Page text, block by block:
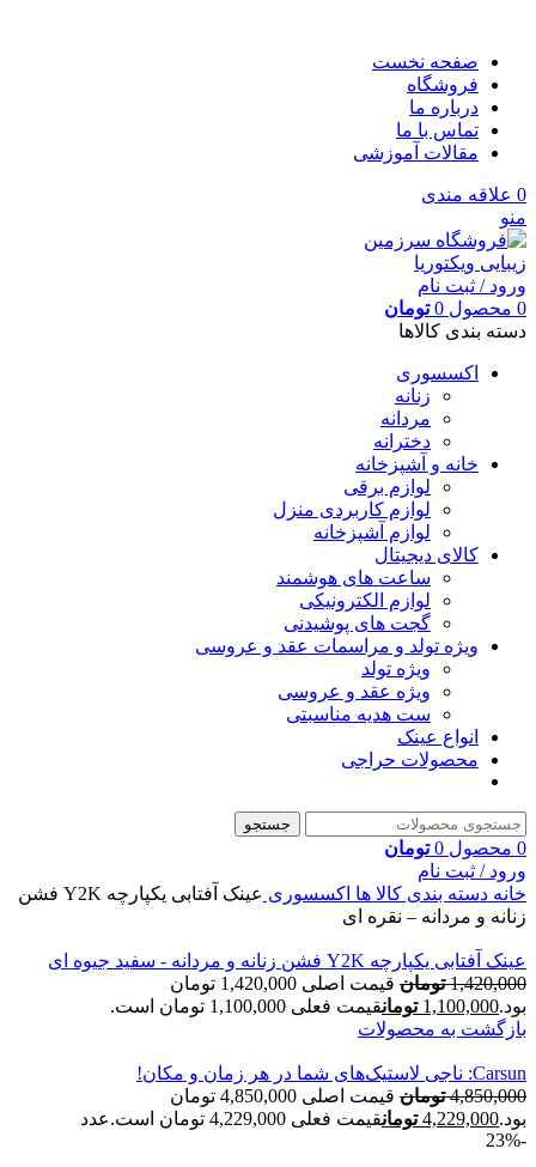
صفحه نخست
فروشگاه
درباره ما
تماس با ما
مقالات آموزشی
0 علاقه مندی
منو
ورود / ثبت نام
0 محصول 0 تومان
دسته بندی کالاها
اکسسوری
زنانه
مردانه
دخترانه
خانه و آشپزخانه
لوازم برقی
لوازم کاربردی منزل
لوازم آشپزخانه
کالای دیجیتال
ساعت های هوشمند
لوازم الکترونیکی
گجت های پوشیدنی
ویژه تولد و مراسمات عقد و عروسی
ویژه تولد
ویژه عقد و عروسی
ست هدیه مناسبتی
انواع عینک
محصولات حراجی
جستجو
0 محصول 0 تومان
ورود / ثبت نام
خانه دسته بندی کالا ها اکسسوری
عینک آفتابی یکپارچه Y2K فشن
زنانه و مردانه – نقره ای
عینک آفتابی یکپارچه Y2K فشن زنانه و مردانه - سفید جیوه ای
1,420,000 تومان
قیمت اصلی 1,420,000 تومان
بود.1,100,000 تومانقیمت فعلی 1,100,000 تومان است.
بازگشت به محصولات
Carsun: ناجی لاستیک‌های شما در هر زمان و مکان!
4,850,000 تومان
قیمت اصلی 4,850,000 تومان
بود.4,229,000 تومانقیمت فعلی 4,229,000 تومان است.
عدد
-23%